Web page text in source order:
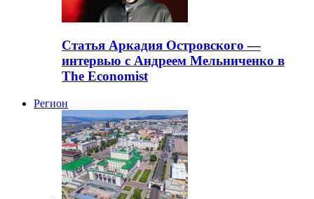
Статья Аркадия Островского —
интервью с Андреем Мельниченко в
The Economist
Регион